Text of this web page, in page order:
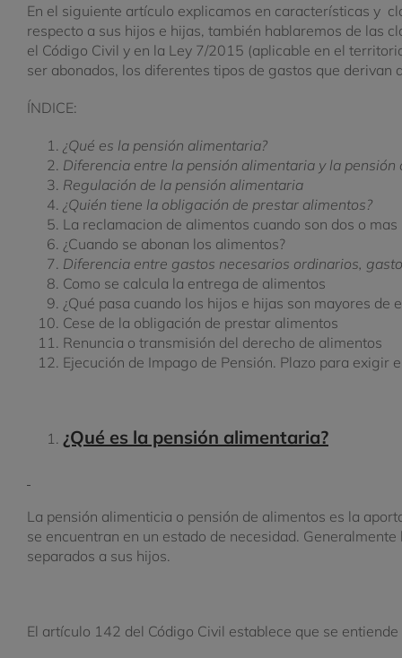
En el siguiente artículo explicamos en características y
respecto a sus hijos e hijas, también hablaremos de las
el Código Civil y en la Ley 7/2015 (aplicable en el
ser abonados, los diferentes tipos de gastos que
ÍNDICE:
¿Qué es la pensión alimentaria?
Diferencia entre la pensión alimentaria y la pensión
Regulación de la pensión alimentaria
¿Quién tiene la obligación de prestar alimentos?
La reclamacion de alimentos cuando son dos o
¿Cuando se abonan los alimentos?
Diferencia entre gastos necesarios ordinarios,
Como se calcula la entrega de alimentos
¿Qué pasa cuando los hijos e hijas son mayores de
Cese de la obligación de prestar alimentos
Renuncia o transmisión del derecho de alimentos
Ejecución de Impago de Pensión. Plazo para exigir
¿Qué es la pensión alimentaria?
La pensión alimenticia o pensión de alimentos es la
se encuentran en un estado de necesidad. Generalmente
separados a sus hijos.
El artículo 142 del Código Civil establece que se